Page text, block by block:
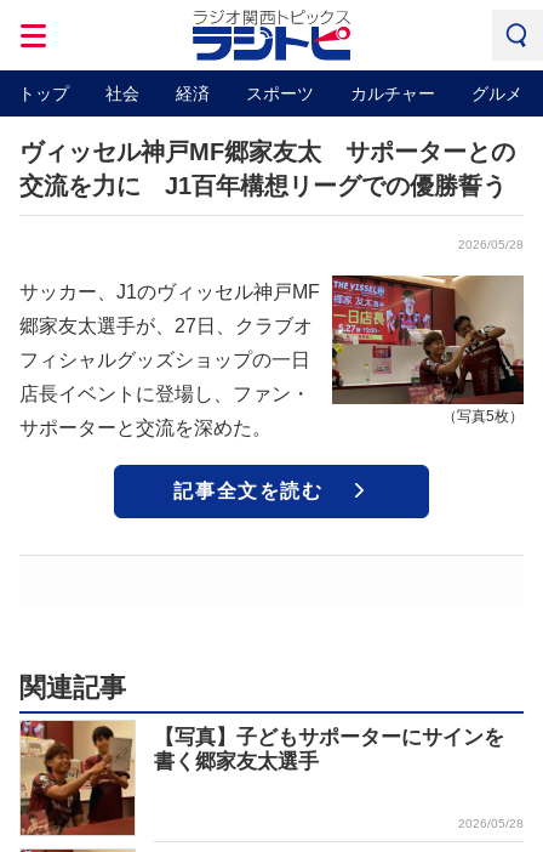
トップ 社会 経済 スポーツ カルチャー グルメ
ヴィッセル神戸MF郷家友太 サポーターとの
交流を力に J1百年構想リーグでの優勝誓う
2026/05/28
（写真5枚）
サッカー、J1のヴィッセル神戸MF
郷家友太選手が、27日、クラブオ
フィシャルグッズショップの一日
店長イベントに登場し、ファン・
サポーターと交流を深めた。
記事全文を読む
関連記事
【写真】子どもサポーターにサインを
書く郷家友太選手
2026/05/28